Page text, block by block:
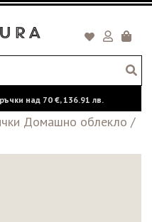
над 70 €,136.91 лв.
Домашно облекло /